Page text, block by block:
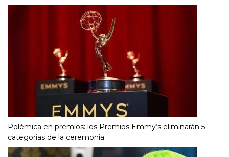
Polémica en premios: los Premios Emmy‘s eliminarán 5
categorias de la ceremonia